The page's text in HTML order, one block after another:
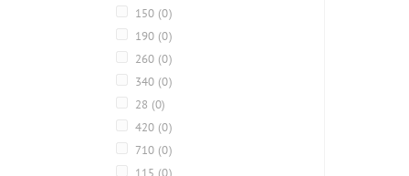
150 (0)
190 (0)
260 (0)
340 (0)
28 (0)
420 (0)
710 (0)
115 (0)